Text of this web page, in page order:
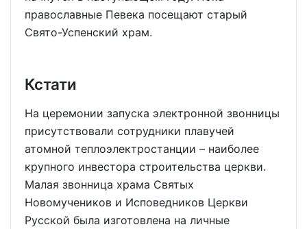
православные Певека посещают старый
Свято-Успенский храм.
Кстати
На церемонии запуска электронной звонницы
присутствовали сотрудники плавучей
атомной теплоэлектростанции – наиболее
крупного инвестора строительства церкви.
Малая звонница храма Святых
Новомучеников и Исповедников Церкви
Русской была изготовлена на личные